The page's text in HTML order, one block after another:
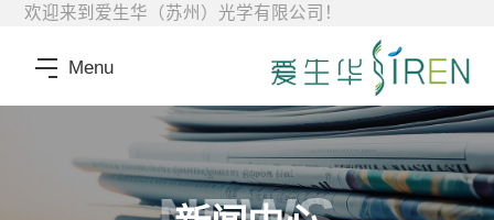
欢迎来到爱生华（苏州）光学有限公司！
Menu